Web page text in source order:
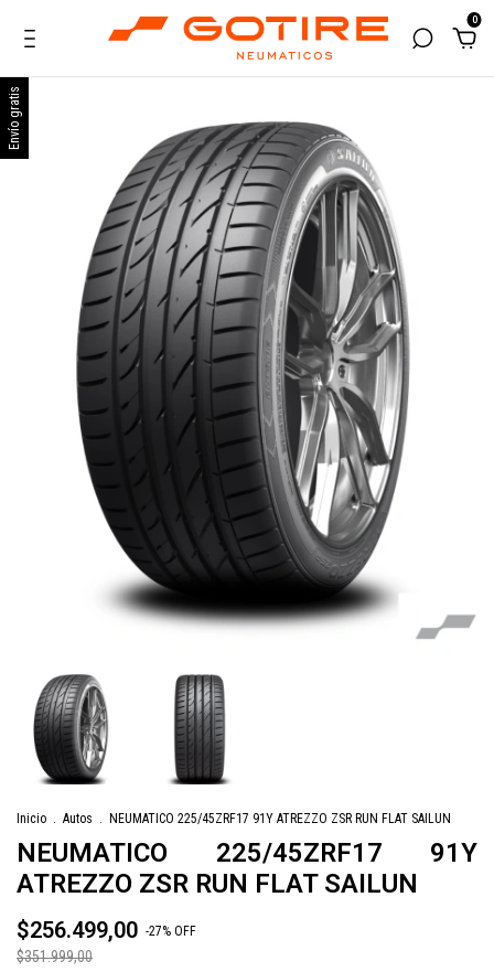
0
Envío gratis
Inicio Autos NEUMATICO 225/45ZRF17 91Y ATREZZO ZSR RUN FLAT SAILUN
NEUMATICO 225/45ZRF17 91Y
ATREZZO ZSR RUN FLAT SAILUN
$256.499,00 -27% OFF
$351.999,00